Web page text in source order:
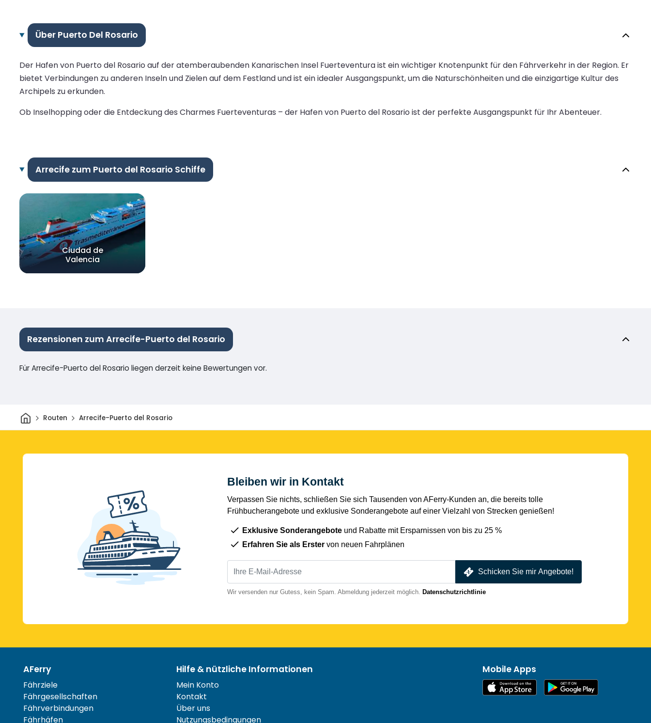
Über Puerto Del Rosario
Der Hafen von Puerto del Rosario auf der atemberaubenden Kanarischen Insel Fuerteventura ist ein wichtiger Knotenpunkt für den Fährverkehr in der Region. Er
bietet Verbindungen zu anderen Inseln und Zielen auf dem Festland und ist ein idealer Ausgangspunkt, um die Naturschönheiten und die einzigartige Kultur des
Archipels zu erkunden.
Ob Inselhopping oder die Entdeckung des Charmes Fuerteventuras – der Hafen von Puerto del Rosario ist der perfekte Ausgangspunkt für Ihr Abenteuer.
Arrecife zum Puerto del Rosario Schiffe
Ciudad de
Valencia
Rezensionen zum Arrecife-Puerto del Rosario
Für Arrecife-Puerto del Rosario liegen derzeit keine Bewertungen vor.
HeimRouten Arrecife-Puerto del Rosario
Bleiben wir in Kontakt
Verpassen Sie nichts, schließen Sie sich Tausenden von AFerry-Kunden an, die bereits tolle
Frühbucherangebote und exklusive Sonderangebote auf einer Vielzahl von Strecken genießen!
Exklusive Sonderangebote und Rabatte mit Ersparnissen von bis zu 25 %
Erfahren Sie als Erster von neuen Fahrplänen
Schicken Sie mir Angebote!
Wir versenden nur Gutess, kein Spam. Abmeldung jederzeit möglich. Datenschutzrichtlinie
AFerry
Fährziele
Fährgesellschaften
Fährverbindungen
Fährhäfen
Hilfe & nützliche Informationen
Mein Konto
Kontakt
Über uns
Nutzungsbedingungen
Mobile Apps